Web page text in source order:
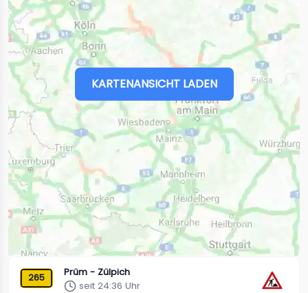
KARTENANSICHT LADEN
265
Prüm - Zülpich
seit 24:36 Uhr